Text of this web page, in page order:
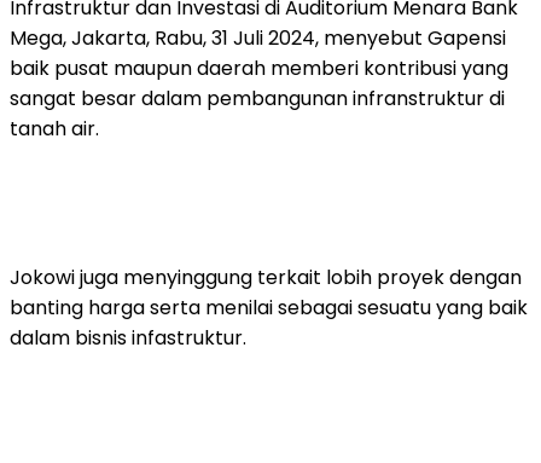
Infrastruktur dan Investasi di Auditorium Menara Bank
Mega, Jakarta, Rabu, 31 Juli 2024, menyebut Gapensi
baik pusat maupun daerah memberi kontribusi yang
sangat besar dalam pembangunan infranstruktur di
tanah air.
Jokowi juga menyinggung terkait lobih proyek dengan
banting harga serta menilai sebagai sesuatu yang baik
dalam bisnis infastruktur.